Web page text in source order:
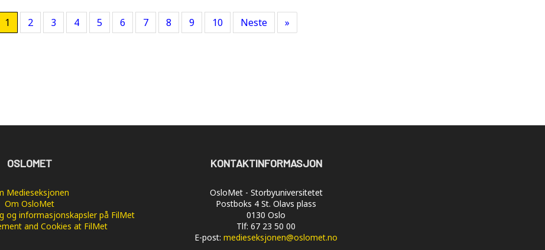
1 2 3 4 5 6 7 8 9 10 Neste »
OSLOMET
Medieseksjonen
Om OsloMet
og informasjonskapsler på FilMet
and Cookies at FilMet
KONTAKTINFORMASJON
OsloMet - Storbyuniversitetet
Postboks 4 St. Olavs plass
0130 Oslo
Tlf: 67 23 50 00
E-post: medieseksjonen@oslomet.no